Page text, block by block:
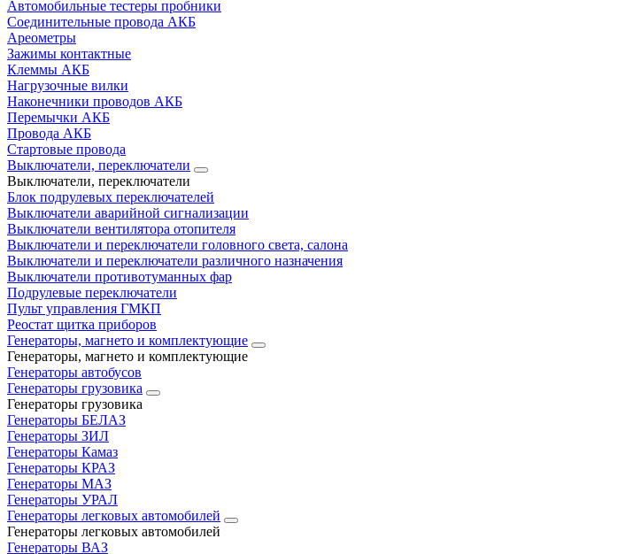
Автомобильные тестеры пробники
Соединительные провода АКБ
Ареометры
Зажимы контактные
Клеммы АКБ
Нагрузочные вилки
Наконечники проводов АКБ
Перемычки АКБ
Провода АКБ
Стартовые провода
Выключатели, переключатели
Выключатели, переключатели
Блок подрулевых переключателей
Выключатели аварийной сигнализации
Выключатели вентилятора отопителя
Выключатели и переключатели головного света, салона
Выключатели и переключатели различного назначения
Выключатели противотуманных фар
Подрулевые переключатели
Пульт управления ГМКП
Реостат щитка приборов
Генераторы, магнето и комплектующие
Генераторы, магнето и комплектующие
Генераторы автобусов
Генераторы грузовика
Генераторы грузовика
Генераторы БЕЛАЗ
Генераторы ЗИЛ
Генераторы Камаз
Генераторы КРАЗ
Генераторы МАЗ
Генераторы УРАЛ
Генераторы легковых автомобилей
Генераторы легковых автомобилей
Генераторы ВАЗ